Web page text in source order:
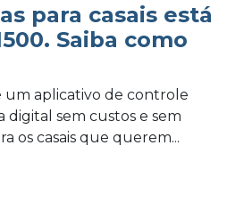
para casais está
Saiba como
um aplicativo de controle
sem custos e sem
os casais que querem...